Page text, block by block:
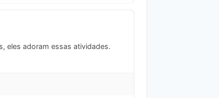
eles adoram essas atividades.